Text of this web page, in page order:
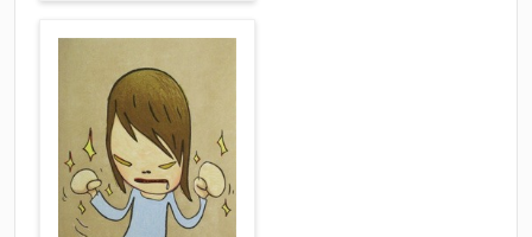
その他 【任意】